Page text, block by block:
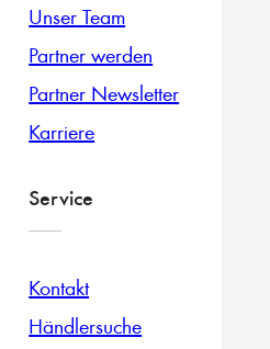
Unser Team
Partner werden
Partner Newsletter
Karriere
Service
Kontakt
Händlersuche